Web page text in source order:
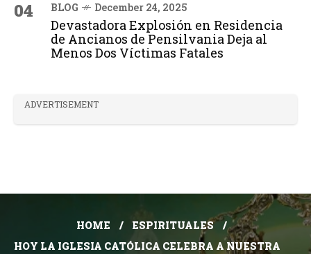
04 BLOG December 24, 2025
Devastadora Explosión en Residencia
de Ancianos de Pensilvania Deja al
Menos Dos Víctimas Fatales
ADVERTISEMENT
HOME
ESPIRITUALES
HOY LA IGLESIA CATÓLICA CELEBRA A NUESTRA